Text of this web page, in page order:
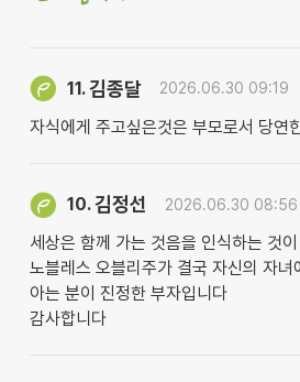
11.김종달 2026.06.30 09:19
자식에게 주고싶은것은 부모로서 당연
10.김정선 2026.06.30 08:56
세상은 함께 가는 것음을 인식하는 것
노블레스 오블리주가 결국 자신의 자녀
아는 분이 진정한 부자입니다
감사합니다